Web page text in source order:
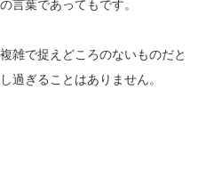
言葉であってもです。
雑で捉えどころのないものだと
過ぎることはありません。